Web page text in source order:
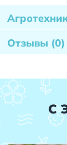
Отзывы (0)
С